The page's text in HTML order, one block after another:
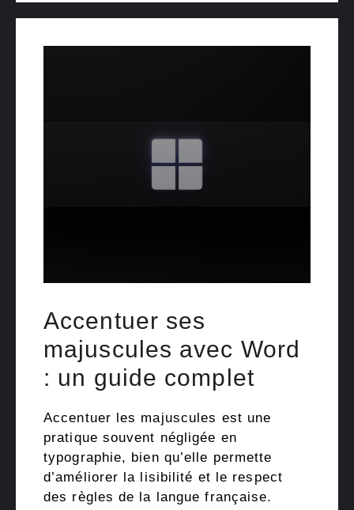
Accentuer ses
majuscules avec Word
: un guide complet
Accentuer les majuscules est une
pratique souvent négligée en
typographie, bien qu’elle permette
d’améliorer la lisibilité et le respect
des règles de la langue française.